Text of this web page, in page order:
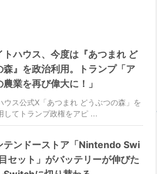
トハウス、今度は『あつまれ ど
森』を政治利用。トランプ「ア
農業を再び偉大に！」
ウス公式X「あつまれ どうぶつの森」を
してトランプ政権をアピ ...
テンドーストア「Nintendo Swi
セット」がバッテリーが伸びた